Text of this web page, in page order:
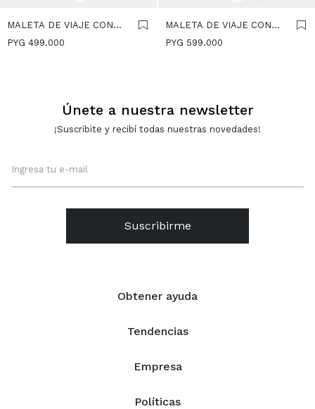
MALETA DE VIAJE CON
TEXTURA XS - PLATEADO
PYG 499.000
MALETA DE VIAJE CON
TEXTURA S - PLATEADO
PYG 599.000
Obtener ayuda
Tendencias
Empresa
Políticas
Únete a nuestra newsletter
¡Suscribite y recibí todas nuestras novedades!
Suscribirme